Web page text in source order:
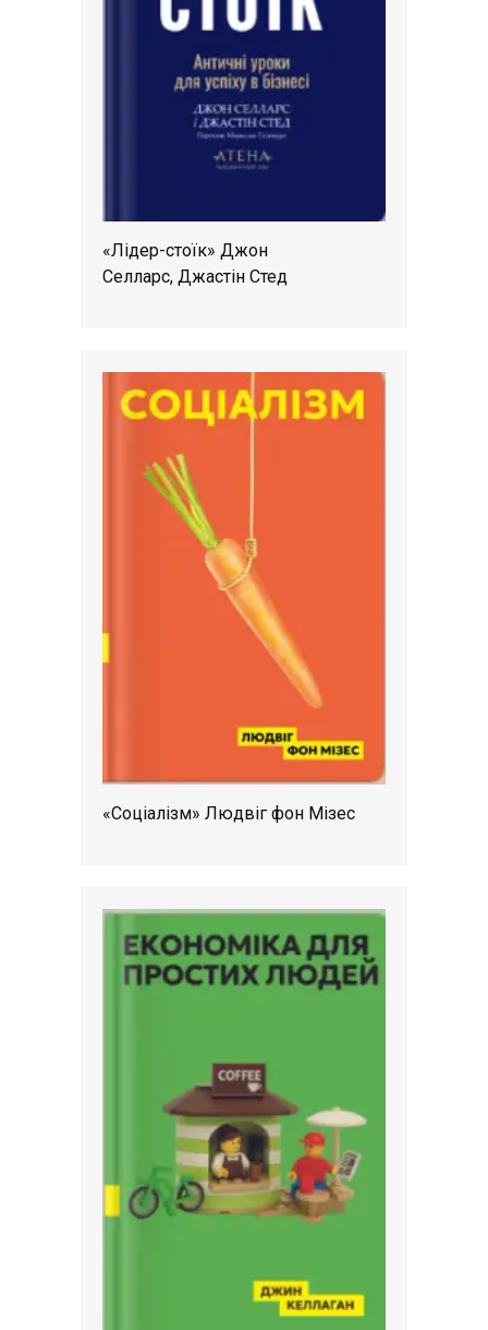
«Лідер-стоїк» Джон
Селларс, Джастін Стед
«Соціалізм» Людвіг фон Мізес